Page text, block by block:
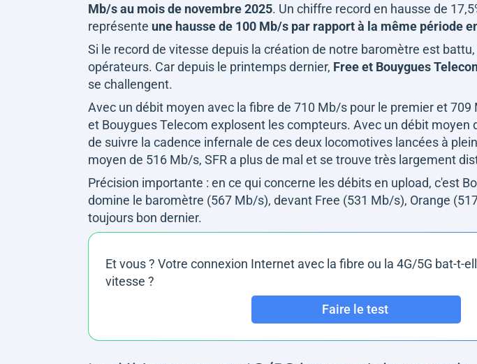
Mb/s au mois de novembre 2025. Un chiffre record en hausse de
représente une hausse de 100 Mb/s par rapport à la même période
Si le record de vitesse depuis la création de notre baromètre est
opérateurs. Car depuis le printemps dernier, Free et Bouygues
se challengent.
Avec un débit moyen avec la fibre de 710 Mb/s pour le premier et 709
et Bouygues Telecom explosent les compteurs. Avec un débit moyen
de suivre la cadence infernale de ces deux locomotives lancées à
moyen de 516 Mb/s, SFR a plus de mal et se trouve très largement
Précision importante : en ce qui concerne les débits en upload, c'est
domine le baromètre (567 Mb/s), devant Free (531 Mb/s), Orange
toujours bon dernier.
Et vous ? Votre connexion Internet avec la fibre ou la 4G/5G bat-t-
vitesse ?
Faire le test